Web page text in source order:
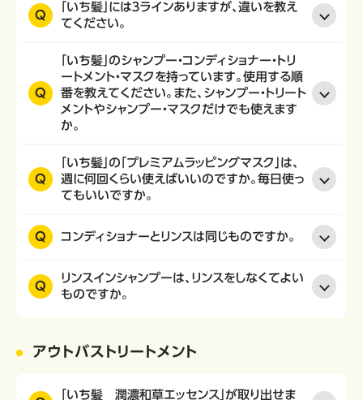
Q
「いち髪」には３ラインありますが、違いを教え
てください。
Q
「いち髪」のシャンプー・コンディショナー・トリ
ートメント・マスクを持っています。使用する順
番を教えてください。また、シャンプー・トリート
メントやシャンプー・マスクだけでも使えます
か。
Q
「いち髪」の「プレミアムラッピングマスク」は、
週に何回くらい使えばいいのですか。毎日使っ
てもいいですか。
Q コンディショナーとリンスは同じものですか。
Q
リンスインシャンプーは、リンスをしなくてよい
ものですか。
アウトバストリートメント
「いち髪 潤濃和草エッセンス」が取り出せま